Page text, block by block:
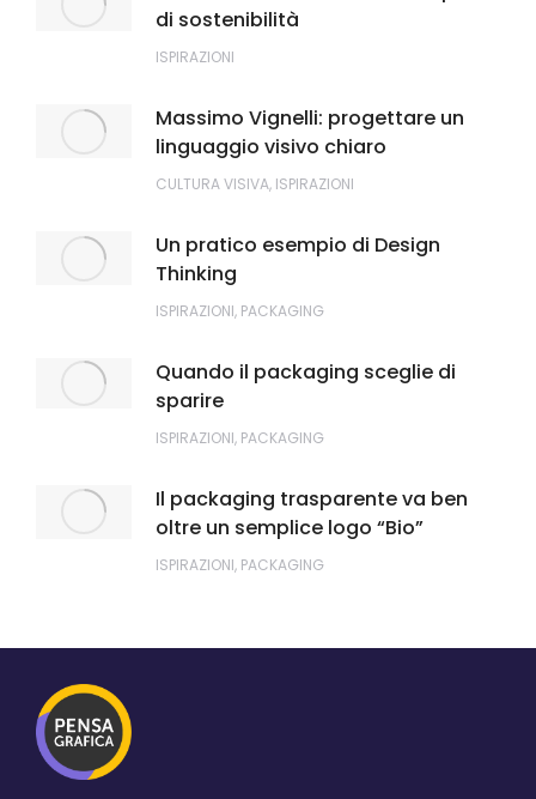
di sostenibilità
ISPIRAZIONI
Massimo Vignelli: progettare un
linguaggio visivo chiaro
CULTURA VISIVA, ISPIRAZIONI
Un pratico esempio di Design
Thinking
ISPIRAZIONI, PACKAGING
Quando il packaging sceglie di
sparire
ISPIRAZIONI, PACKAGING
Il packaging trasparente va ben
oltre un semplice logo “Bio”
ISPIRAZIONI, PACKAGING